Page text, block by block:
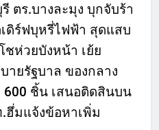
ตร.บางละมุง บุกจับร้า
ดิร์ฟบุหรี่ไฟฟ้า สุดแสบ
ชห่วยบังหน้า เย้ย
ายรัฐบาล ของกลาง
600 ชิ้น เสนอติดสินบน
ฮึ่มแจ้งข้อหาเพิ่ม